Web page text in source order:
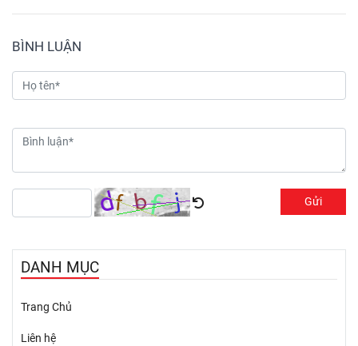
BÌNH LUẬN
Gửi
DANH MỤC
Trang Chủ
Liên hệ